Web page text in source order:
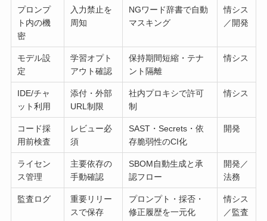
プロンプ
ト内の機
密
入力禁止を
周知
NGワード辞書で自動
マスキング
情シス
／開発
モデル設
定
学習オプト
アウト確認
保持期間短縮・テナ
ント隔離
情シス
IDE/チャ
ット利用
添付・外部
URL制限
社内プロキシで許可
制
情シス
コード採
用前検査
レビュー必
須
SAST・Secrets・依
存脆弱性のCI化
開発
ライセン
ス管理
主要依存の
手動確認
SBOM自動生成と承
認フロー
開発／
法務
監査ログ
重要リリー
スで保存
プロンプト・採否・
修正履歴を一元化
情シス
／監査